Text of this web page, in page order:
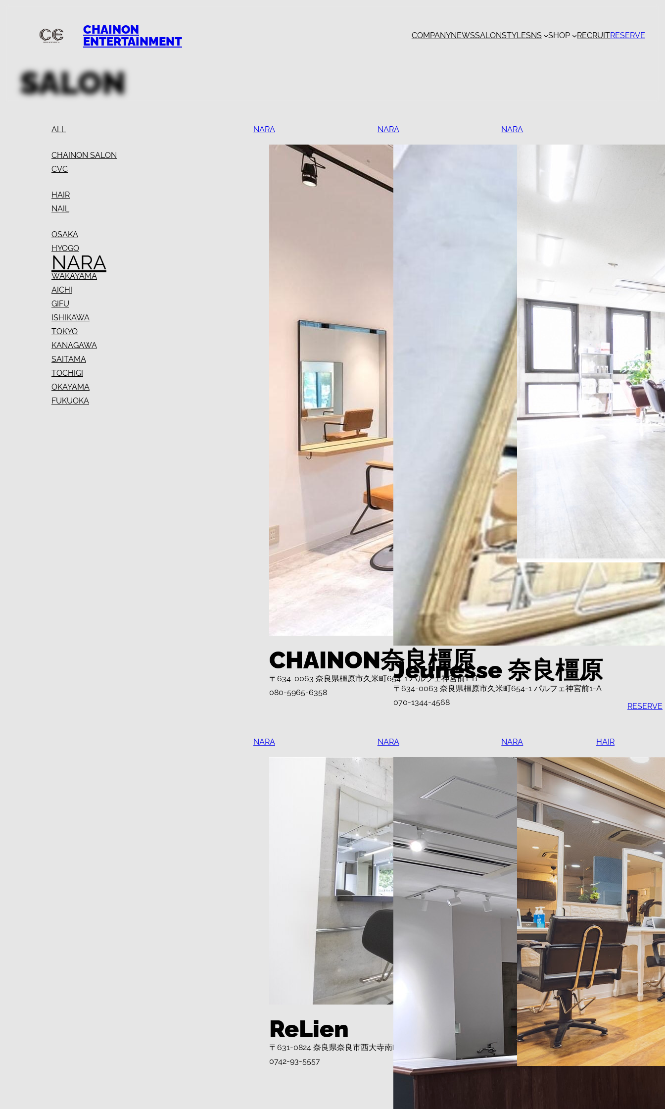
CHAINON
ENTERTAINMENT
COMPANYNEWSSALONSTYLESNS SHOP RECRUITRESERVE
SALON
ALL
CHAINON SALON
CVC
HAIR
NAIL
OSAKA
HYOGO
NARA
WAKAYAMA
AICHI
GIFU
ISHIKAWA
TOKYO
KANAGAWA
SAITAMA
TOCHIGI
OKAYAMA
FUKUOKA
NARA
CHAINON奈良橿原
〒634-0063 奈良県橿原市久米町654-1 パルフェ神宮前1-B
080-5965-6358
RESERVE
NARA
Jeunesse 奈良橿原
〒634-0063 奈良県橿原市久米町654-1 パルフェ神宮前1-A
070-1344-4568
NARA
CHAINON近
〒630-8241 奈良県奈良市高天町19-2 水
0742-81-4155
NARA HAIR
ReLien
〒631-0824 奈良県奈良市西大寺南町7-15 グラシア西大寺1F
0742-93-5557
RESERVE
NARA NARA